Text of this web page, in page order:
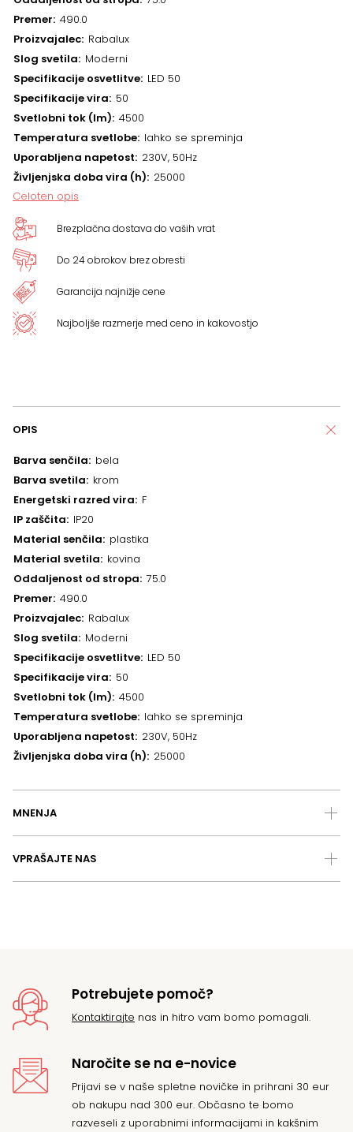
Premer 490.0
Proizvajalec Rabalux
Slog svetila Moderni
Specifikacije osvetlitve LED 50
Specifikacije vira 50
Svetlobni tok (lm) 4500
Temperatura svetlobe lahko se spreminja
Uporabljena napetost 230V, 50Hz
Življenjska doba vira (h) 25000
Celoten opis
Brezplačna dostava do vaših vrat
Do 24 obrokov brez obresti
Garancija najnižje cene
Najboljše razmerje med ceno in kakovostjo
OPIS
Barva senčila bela
Barva svetila krom
Energetski razred vira F
IP zaščita IP20
Material senčila plastika
Material svetila kovina
Oddaljenost od stropa 75.0
Premer 490.0
Proizvajalec Rabalux
Slog svetila Moderni
Specifikacije osvetlitve LED 50
Specifikacije vira 50
Svetlobni tok (lm) 4500
Temperatura svetlobe lahko se spreminja
Uporabljena napetost 230V, 50Hz
Življenjska doba vira (h) 25000
MNENJA
VPRAŠAJTE NAS
Potrebujete pomoč?
Kontaktirajte nas in hitro vam bomo pomagali.
Naročite se na e-novice
Prijavi se v naše spletne novičke in prihrani 30 eur
ob nakupu nad 300 eur. Občasno te bomo
razveseli z uporabnimi informacijami in kakšnim